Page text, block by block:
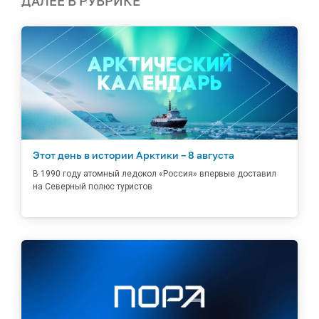
Этот день в истории Арктики – 8 августа
В 1990 году атомный ледокол «Россия» впервые доставил
на Северный полюс туристов